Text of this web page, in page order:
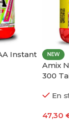
Instant
NEW
Amix
300
En
47,30